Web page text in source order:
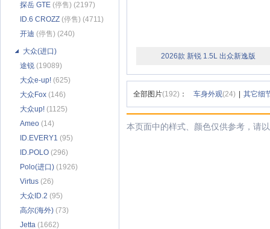
探岳 GTE (停售) (2197)
ID.6 CROZZ (停售) (4711)
开迪 (停售) (240)
大众(进口)
途锐 (19089)
大众e-up! (625)
大众Fox (146)
大众up! (1125)
Ameo (14)
ID.EVERY1 (95)
ID.POLO (296)
Polo(进口) (1926)
Virtus (26)
大众ID.2 (95)
高尔(海外) (73)
Jetta (1662)
2026款 新锐 1.5L 出众新逸版
全部图片(192) ： 车身外观(24) 其它细
本页面中的样式、颜色仅供参考，请